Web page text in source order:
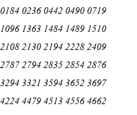
0236 0442 0490 0719
1363 1484 1489 1510
2130 2194 2228 2409
2794 2835 2854 2876
3321 3594 3652 3697
4479 4513 4556 4662